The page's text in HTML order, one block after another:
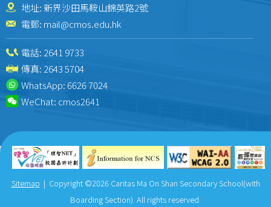
地址: 新界沙田馬鞍山錦英路2號
電郵: mail@cmos.edu.hk
電話: 2641 9733
傳真: 2643 5704
WhatsApp:6626 7024
WeChat: cmos2641
Sitemap | Copyright ©2026 Caritas Ma On Shan Secondary School(with
Boarding Section). All rights reserved.